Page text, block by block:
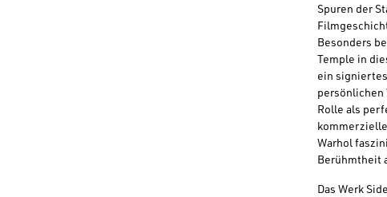
Spuren der
Besonders
Temple in
ein
persönlichen
Rolle als
Warhol
Berühmtheit
Das Werk